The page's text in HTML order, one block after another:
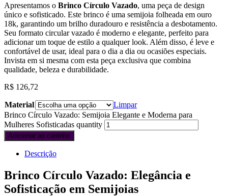
Apresentamos o Brinco Círculo Vazado, uma peça de design
único e sofisticado. Este brinco é uma semijoia folheada em ouro
18k, garantindo um brilho duradouro e resistência a desbotamento.
Seu formato circular vazado é moderno e elegante, perfeito para
adicionar um toque de estilo a qualquer look. Além disso, é leve e
confortável de usar, ideal para o dia a dia ou ocasiões especiais.
Invista em si mesma com esta peça exclusiva que combina
qualidade, beleza e durabilidade.
R$ 126,72
Material
Limpar
Brinco Círculo Vazado: Semijoia Elegante e Moderna para
Mulheres Sofisticadas quantity
Adicionar ao carrinho
Descrição
Brinco Círculo Vazado: Elegância e
Sofisticação em Semijoias